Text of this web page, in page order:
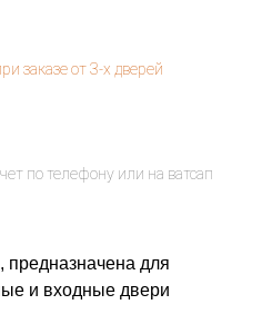
предназначена для
и входные двери